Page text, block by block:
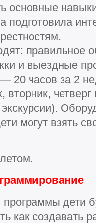
основные
подготовила
правильное
и выездные
20 часов за 2
вторник,
могут взять
дети
как создавать